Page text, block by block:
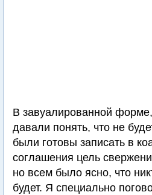
В завуалированной
давали понять, что не
были готовы записать в
соглашения цель
но всем было ясно, что
будет. Я специально